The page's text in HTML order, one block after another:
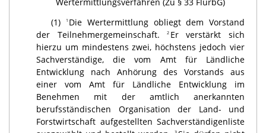
(1)
1 Die Wertermittlung obliegt dem Vorstand
der Teilnehmergemeinschaft.2 Er verstärkt sich
hierzu um mindestens zwei, höchstens jedoch vier
Sachverständige, die vom Amt für Ländliche
Entwicklung nach Anhörung des Vorstands aus
einer vom Amt für Ländliche Entwicklung im
Benehmen mit der amtlich anerkannten
berufsständischen Organisation der Land- und
Forstwirtschaft aufgestellten Sachverständigenliste